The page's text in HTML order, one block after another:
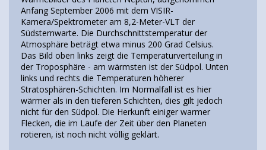
Anfang September 2006 mit dem VISIR-
Kamera/Spektrometer am 8,2-Meter-VLT der
Südsternwarte. Die Durchschnittstemperatur der
Atmosphäre beträgt etwa minus 200 Grad Celsius.
Das Bild oben links zeigt die Temperaturverteilung in
der Troposphäre - am wärmsten ist der Südpol. Unten
links und rechts die Temperaturen höherer
Stratosphären-Schichten. Im Normalfall ist es hier
wärmer als in den tieferen Schichten, dies gilt jedoch
nicht für den Südpol. Die Herkunft einiger warmer
Flecken, die im Laufe der Zeit über den Planeten
rotieren, ist noch nicht völlig geklärt.